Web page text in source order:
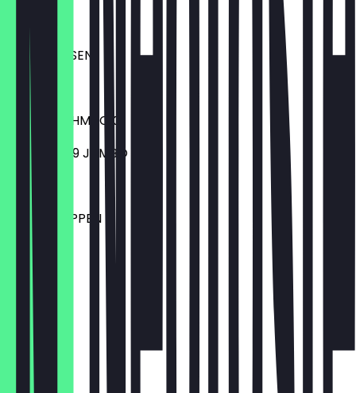
LECKERBISSEN
€ 6,99
VOLLGESCHMACK
SINGLE 12,99 JUMBO 17,99
€ 17,99
POWERHAPPEN
€ 10,99